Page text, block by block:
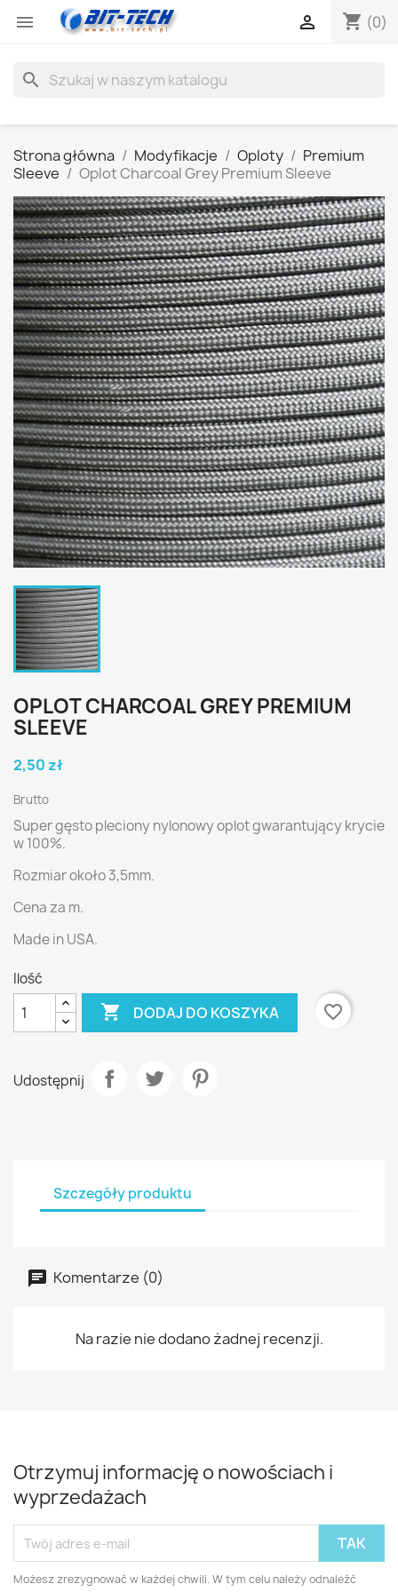
 shopping_cart (0)

search
Strona główna Modyfikacje Oploty
Premium
Sleeve
Oplot Charcoal Grey Premium Sleeve
OPLOT CHARCOAL GREY PREMIUM
SLEEVE
2,50 zł
Brutto
Super gęsto pleciony nylonowy oplot gwarantujący krycie
w 100%.
Rozmiar około 3,5mm.
Cena za m.
Made in USA.
Ilość
 DODAJ DO KOSZYKA favorite_border
Udostępnij
Szczegóły produktu
Komentarze (0)
Na razie nie dodano żadnej recenzji.
Otrzymuj informację o nowościach i
wyprzedażach
Możesz zrezygnować w każdej chwili. W tym celu należy odnaleźć